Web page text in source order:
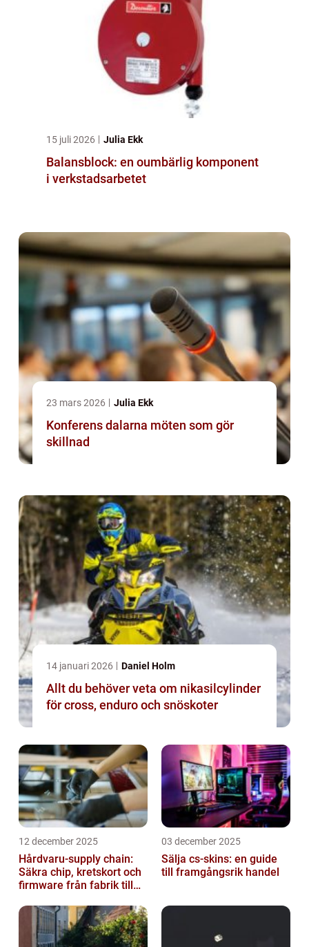
15 juli 2026 Julia Ekk
Balansblock: en oumbärlig komponent
i verkstadsarbetet
23 mars 2026 Julia Ekk
Konferens dalarna möten som gör
skillnad
14 januari 2026 Daniel Holm
Allt du behöver veta om nikasilcylinder
för cross, enduro och snöskoter
12 december 2025
Hårdvaru-supply chain:
Säkra chip, kretskort och
firmware från fabrik till
03 december 2025
Sälja cs-skins: en guide
till framgångsrik handel